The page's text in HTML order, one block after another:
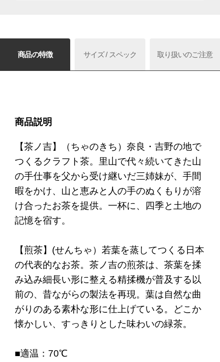
商品の特徴 サイズ / スペック 取り扱いのご注意
商品説明
【茶ノ吉】（ちゃのきち）奈良・吉野の地で
つくるクラフト茶。里山で代々続いてきた山
の手仕事を父から受け継いだ三姉妹が、手間
暇をかけ、山と恵みと人の手のぬくもりが溶
け合ったお茶を提供。一杯に、四季と土地の
記憶を宿す。
【煎茶】(せんちゃ）若葉を蒸してつくる日本
の代表的なお茶。茶ノ吉の煎茶は、茶葉を揉
み込み細長い形に整える精揉機が普及する以
前の、昔ながらの製法を再現。葉は自然な曲
がりのある素朴な形に仕上げている。どこか
懐かしい、すっきりとした味わいの緑茶。
■適温：70℃